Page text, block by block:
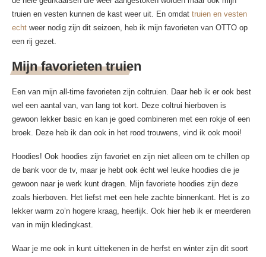
truien en vesten kunnen de kast weer uit. En omdat truien en vesten
echt weer nodig zijn dit seizoen, heb ik mijn favorieten van OTTO op
een rij gezet.
Mijn favorieten truien
Een van mijn all-time favorieten zijn coltruien. Daar heb ik er ook best
wel een aantal van, van lang tot kort. Deze coltrui hierboven is
gewoon lekker basic en kan je goed combineren met een rokje of een
broek. Deze heb ik dan ook in het rood trouwens, vind ik ook mooi!
Hoodies! Ook hoodies zijn favoriet en zijn niet alleen om te chillen op
de bank voor de tv, maar je hebt ook écht wel leuke hoodies die je
gewoon naar je werk kunt dragen. Mijn favoriete hoodies zijn deze
zoals hierboven. Het liefst met een hele zachte binnenkant. Het is zo
lekker warm zo’n hogere kraag, heerlijk. Ook hier heb ik er meerderen
van in mijn kledingkast.
Waar je me ook in kunt uittekenen in de herfst en winter zijn dit soort